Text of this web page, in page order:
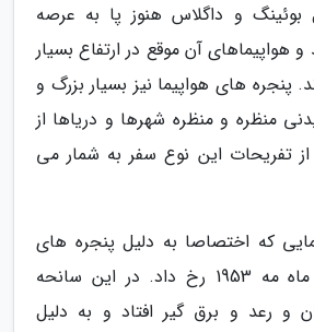
بوئینگ و داگلاس هنوز پا به عرصه
هواپیماهای آن موقع در ارتفاع بسیار
پنجره های هواپیما نیز بسیار بزرگ و
منظره و منظره شهرها و دریاها از
از تفریحات این نوع سفر به شمار می
که اختصاصا به دلیل پنجره های
بزرگ رخ داد در 2 ماه مه 1953 رخ داد. در این سانحه
و رعد و برق گیر افتاد و به دلیل